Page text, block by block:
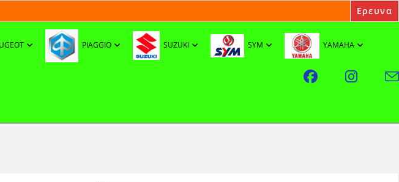
PIAGGIO SUZUKI SYM YAMAHA